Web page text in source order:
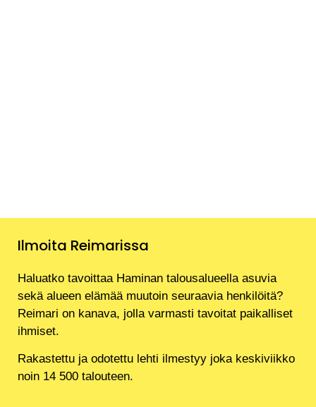
Ilmoita Reimarissa
Haluatko tavoittaa Haminan talousalueella asuvia
sekä alueen elämää muutoin seuraavia henkilöitä?
Reimari on kanava, jolla varmasti tavoitat paikalliset
ihmiset.
Rakastettu ja odotettu lehti ilmestyy joka keskiviikko
noin 14 500 talouteen.